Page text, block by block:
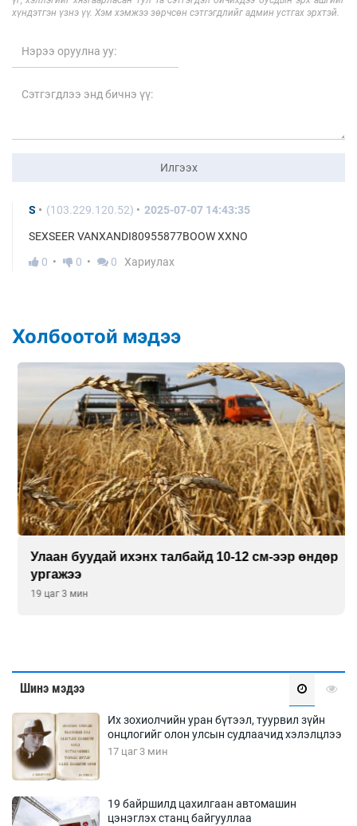
хүндэтгэн үзнэ үү. Хэм хэмжээ зөрчсөн сэтгэгдлийг админ устгах эрхтэй.
Илгээх
S (103.229.120.52) 2025-07-07 14:43:35
SEXSEER VANXANDI80955877BOOW XXNO
0
0 0 Хариулах
Холбоотой мэдээ
Улаан буудай ихэнх талбайд 10-12 см-ээр өндөр
ургажээ
19 цаг 3 мин
Шинэ мэдээ
Их зохиолчийн уран бүтээл, туурвил зүйн
онцлогийг олон улсын судлаачид хэлэлцлээ
17 цаг 3 мин
19 байршилд цахилгаан автомашин
цэнэглэх станц байгууллаа